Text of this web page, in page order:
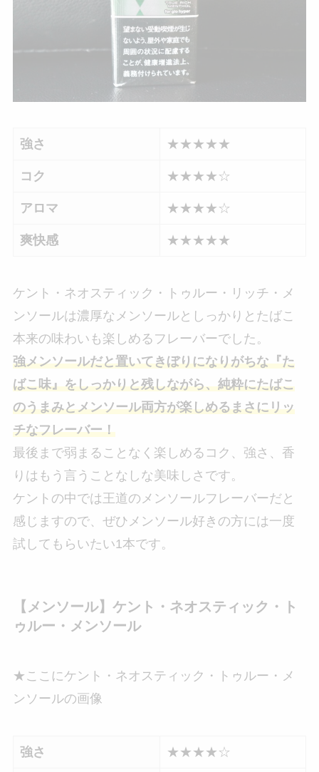
強さ ★★★★★
コク ★★★★☆
アロマ ★★★★☆
爽快感 ★★★★★
ケント・ネオスティック・トゥルー・リッチ・メ
ンソールは濃厚なメンソールとしっかりとたばこ
本来の味わいも楽しめるフレーバーでした。
強メンソールだと置いてきぼりになりがちな『た
ばこ味』をしっかりと残しながら、純粋にたばこ
のうまみとメンソール両方が楽しめるまさにリッ
チなフレーバー！
最後まで弱まることなく楽しめるコク、強さ、香
りはもう言うことなしな美味しさです。
ケントの中では王道のメンソールフレーバーだと
感じますので、ぜひメンソール好きの方には一度
試してもらいたい1本です。
【メンソール】ケント・ネオスティック・ト
ゥルー・メンソール
★ここにケント・ネオスティック・トゥルー・メ
ンソールの画像
強さ ★★★★☆